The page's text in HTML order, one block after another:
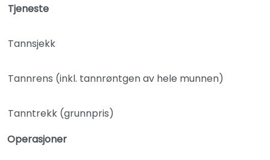
Tjeneste
Tannsjekk
Tannrens (inkl. tannrøntgen av hele munnen)
Tanntrekk (grunnpris)
Operasjoner